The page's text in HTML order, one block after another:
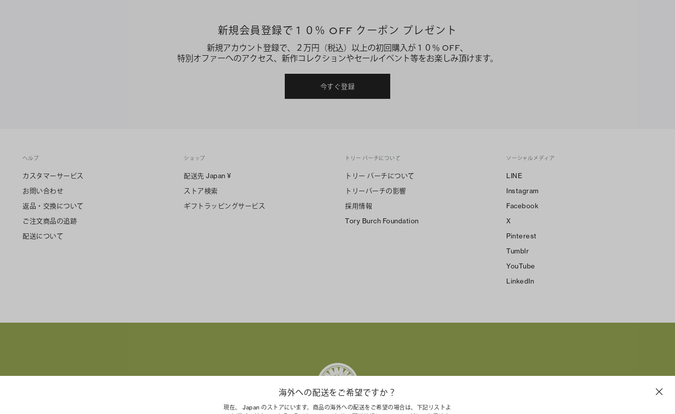
新規会員登録で１０％ OFF クーポン プレゼント
新規アカウント登録で、２万円（税込）以上の初回購入が１０％ OFF、
特別オファーへのアクセス、新作コレクションやセールイベント等をお楽しみ頂けます。
今すぐ登録
ヘルプ
カスタマーサービス
お問い合わせ
返品・交換について
ご注文商品の追跡
配送について
ショップ
配送先 Japan ¥
ストア検索
ギフトラッピングサービス
トリー バーチについて
トリー バーチについて
トリーバーチの影響
採用情報
Tory Burch Foundation
ソーシャルメディア
LINE
Instagram
Facebook
X
Pinterest
Tumblr
YouTube
LinkedIn
海外への配送をご希望ですか？
現在、 Japan のストアにいます。商品の海外への配送をご希望の場合は、下記リストよ